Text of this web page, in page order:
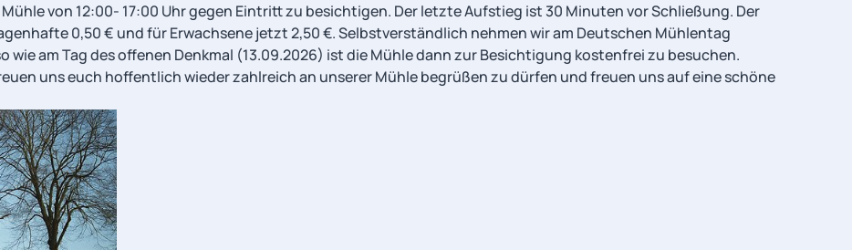
von 12:00- 17:00 Uhr gegen Eintritt zu besichtigen. Der letzte Aufstieg ist 30 Minuten vor Schließung. Der
0,50 € und für Erwachsene jetzt 2,50 €. Selbstverständlich nehmen wir am Deutschen Mühlentag
am Tag des offenen Denkmal (13.09.2026) ist die Mühle dann zur Besichtigung kostenfrei zu besuchen.
uns euch hoffentlich wieder zahlreich an unserer Mühle begrüßen zu dürfen und freuen uns auf eine schöne